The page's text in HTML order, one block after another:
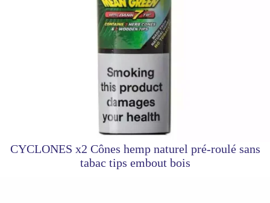
CYCLONES x2 Cônes hemp naturel pré-roulé sans
tabac tips embout bois